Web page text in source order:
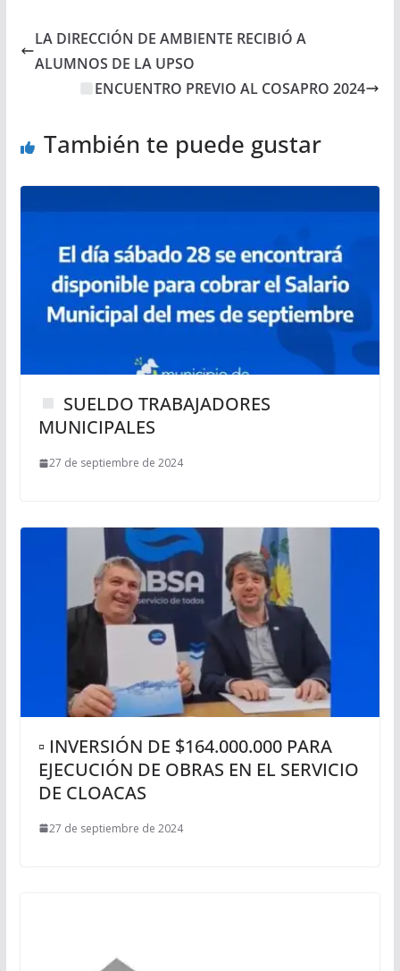
LA DIRECCIÓN DE AMBIENTE RECIBIÓ A
ALUMNOS DE LA UPSO
ENCUENTRO PREVIO AL COSAPRO 2024
También te puede gustar
SUELDO TRABAJADORES
MUNICIPALES
27 de septiembre de 2024
▫ INVERSIÓN DE $164.000.000 PARA
EJECUCIÓN DE OBRAS EN EL SERVICIO
DE CLOACAS
27 de septiembre de 2024